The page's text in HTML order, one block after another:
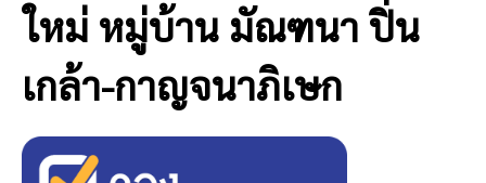
ใหม่ หมู่บ้าน มัณฑนา ปิ่น
เกล้า-กาญจนาภิเษก